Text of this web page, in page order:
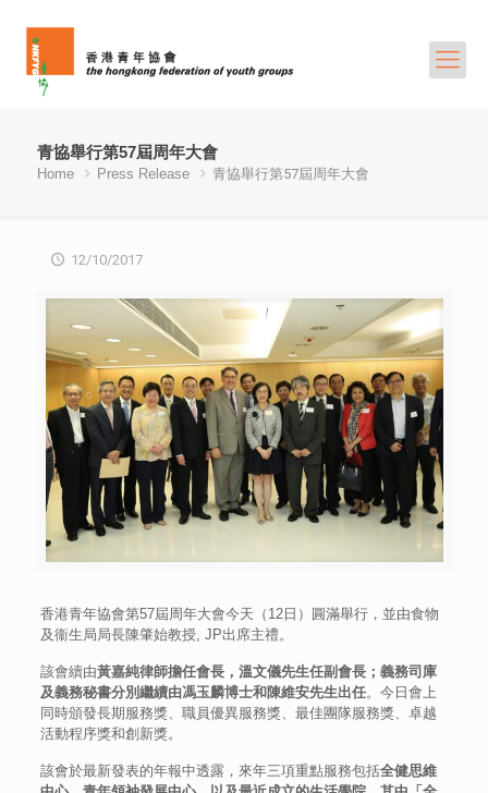
青協舉行第57屆周年大會
Home Press Release 青協舉行第57屆周年大會
12/10/2017
香港青年協會第57屆周年大會今天（12日）圓滿舉行，並由食物
及衞生局局長陳肇始教授, JP出席主禮。
該會續由黃嘉純律師擔任會長，溫文儀先生任副會長；義務司庫
及義務秘書分別繼續由馮玉麟博士和陳維安先生出任。今日會上
同時頒發長期服務獎、職員優異服務獎、最佳團隊服務獎、卓越
活動程序獎和創新獎。
該會於最新發表的年報中透露，來年三項重點服務包括全健思維